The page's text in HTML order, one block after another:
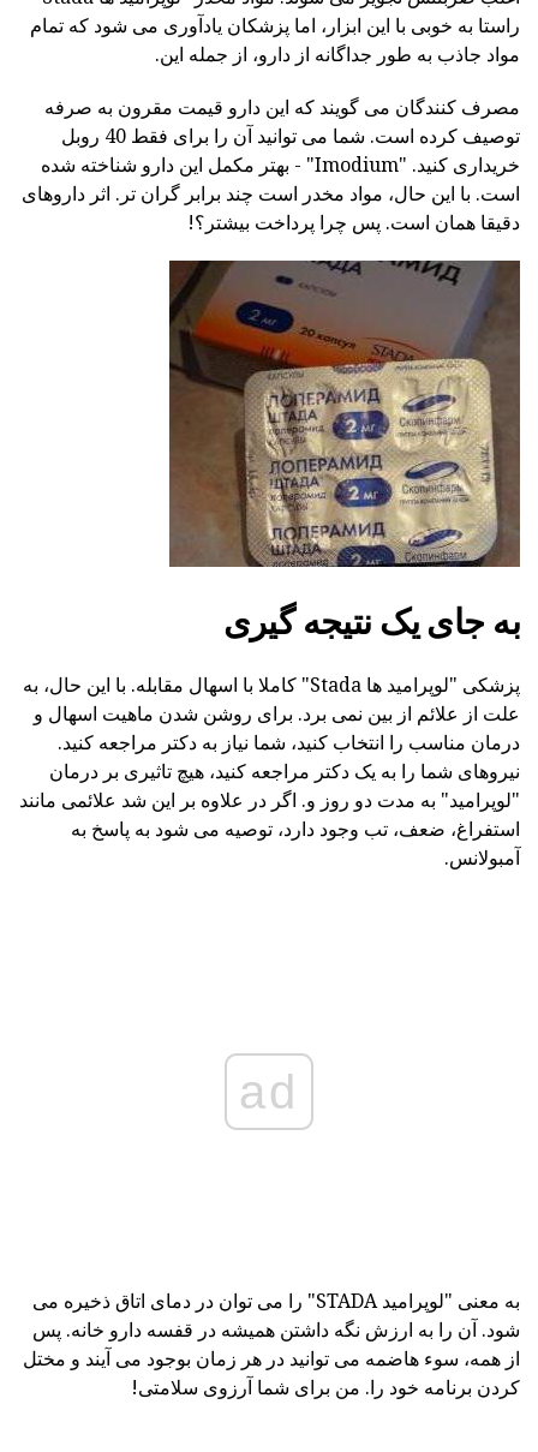
راستا به خوبی با این ابزار، اما پزشکان یادآوری می شود که تمام
مواد جاذب به طور جداگانه از دارو، از جمله این.
مصرف کنندگان می گویند که این دارو قیمت مقرون به صرفه
توصیف کرده است. شما می توانید آن را برای فقط 40 روبل
خریداری کنید. "Imodium" - بهتر مکمل این دارو شناخته شده
است. با این حال، مواد مخدر است چند برابر گران تر. اثر داروهای
دقیقا همان است. پس چرا پرداخت بیشتر؟!
به جای یک نتیجه گیری
پزشکی "لوپرامید ها Stada" کاملا با اسهال مقابله. با این حال، به
علت از علائم از بین نمی برد. برای روشن شدن ماهیت اسهال و
درمان مناسب را انتخاب کنید، شما نیاز به دکتر مراجعه کنید.
نیروهای شما را به یک دکتر مراجعه کنید، هیچ تاثیری بر درمان
"لوپرامید" به مدت دو روز و. اگر در علاوه بر این شد علائمی مانند
استفراغ، ضعف، تب وجود دارد، توصیه می شود به پاسخ به
آمبولانس.
ad
به معنی "لوپرامید STADA" را می توان در دمای اتاق ذخیره می
شود. آن را به ارزش نگه داشتن همیشه در قفسه دارو خانه. پس
از همه، سوء هاضمه می توانید در هر زمان بوجود می آیند و مختل
کردن برنامه خود را. من برای شما آرزوی سلامتی!